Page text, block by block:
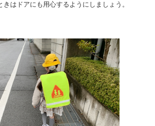
きはドアにも用心するようにしましょう。